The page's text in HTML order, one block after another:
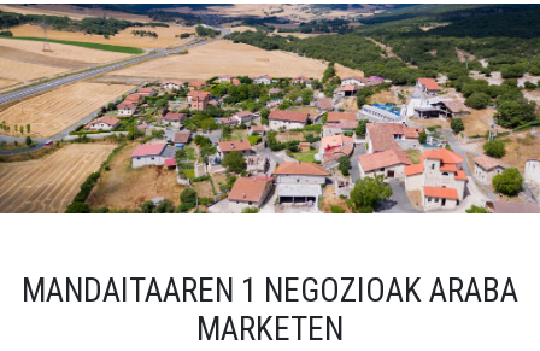
MANDAITAAREN 1 NEGOZIOAK ARABA
MARKETEN